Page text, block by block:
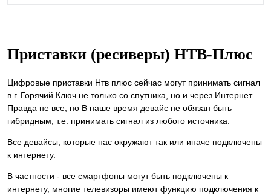
Приставки (ресиверы) НТВ-Плюс
Цифровые приставки Нтв плюс сейчас могут принимать сигнал
в г. Горячий Ключ не только со спутника, но и через Интернет.
Правда не все, но В наше время девайс не обязан быть
гибридным, т.е. принимать сигнал из любого источника.
Все девайсы, которые нас окружают так или иначе подключены
к интернету.
В частности - все смартфоны могут быть подключены к
интернету, многие телевизоры имеют функцию подключения к